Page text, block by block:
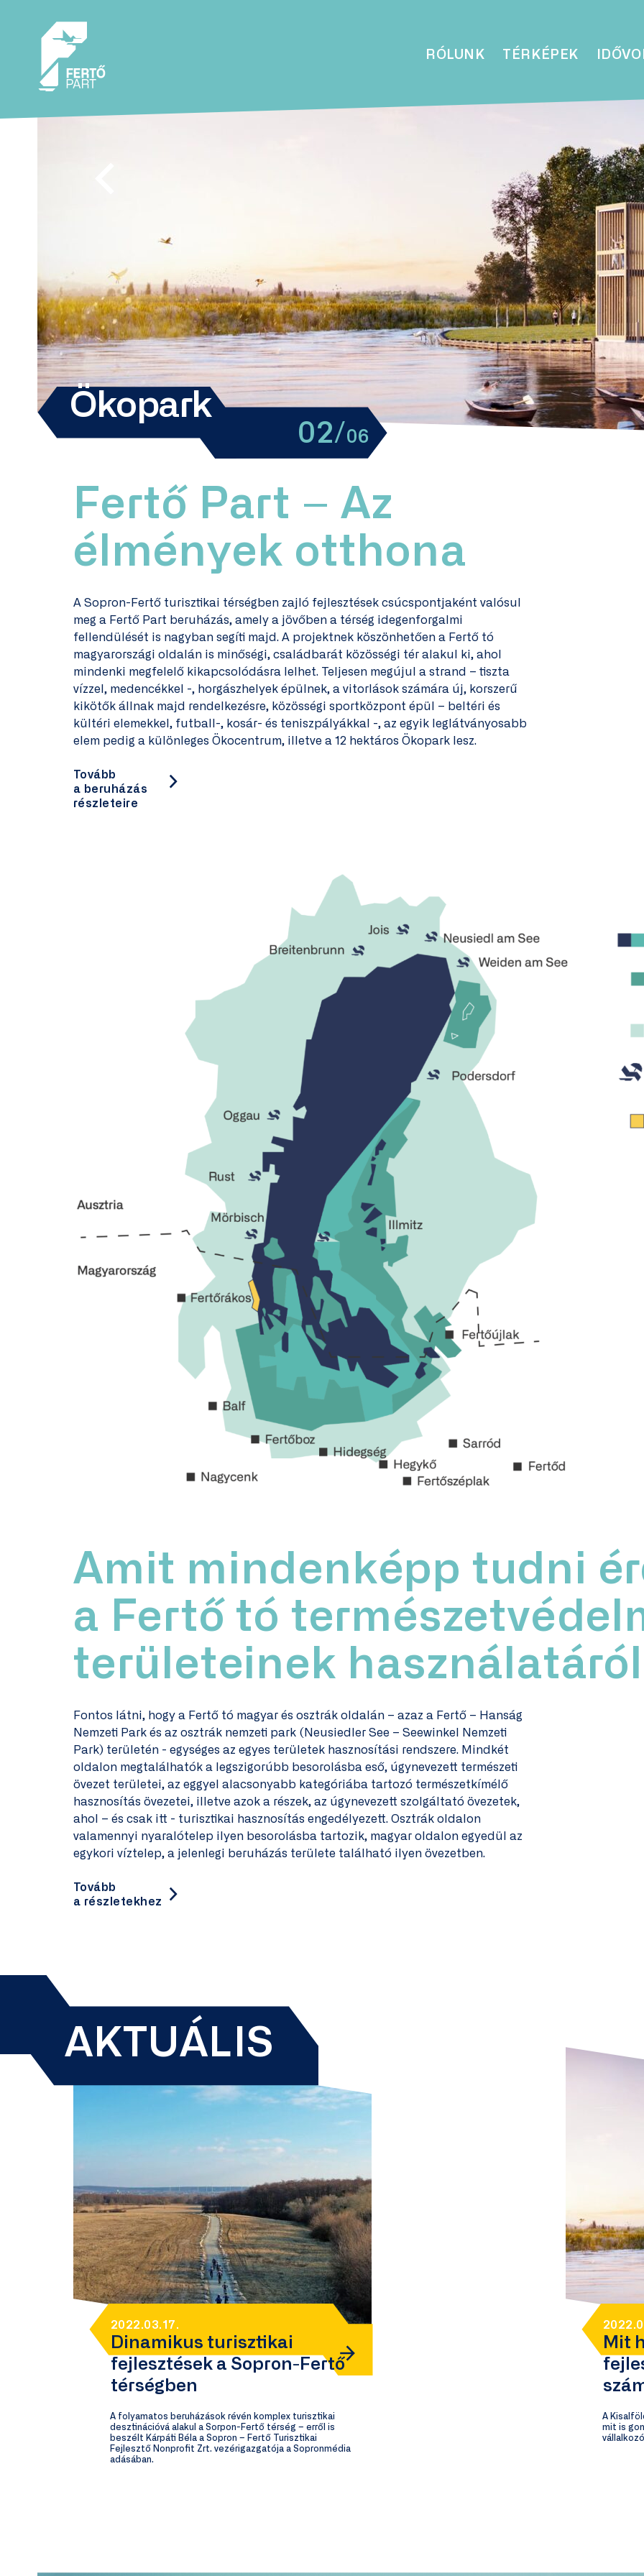
RÓLUNK TÉRKÉPEK
Ökocentrum
03/06
Fertő Part – Az
élmények otthona
A Sopron-Fertő turisztikai térségben zajló fejlesztések csúcspontjaként valósul
meg a Fertő Part beruházás, amely a jövőben a térség idegenforgalmi
fellendülését is nagyban segíti majd. A projektnek köszönhetően a Fertő tó
magyarországi oldalán is minőségi, családbarát közösségi tér alakul ki, ahol
mindenki megfelelő kikapcsolódásra lelhet. Teljesen megújul a strand – tiszta
vízzel, medencékkel -, horgászhelyek épülnek, a vitorlások számára új, korszerű
kikötők állnak majd rendelkezésre, közösségi sportközpont épül – beltéri és
kültéri elemekkel, futball-, kosár- és teniszpályákkal -, az egyik leglátványosabb
elem pedig a különleges Ökocentrum, illetve a 12 hektáros Ökopark lesz.
Tovább
a beruházás
részleteire
Amit mindenképp tudni
a Fertő tó
területeinek használatáról
Fontos látni, hogy a Fertő tó magyar és osztrák oldalán – azaz a Fertő – Hanság
Nemzeti Park és az osztrák nemzeti park (Neusiedler See – Seewinkel Nemzeti
Park) területén - egységes az egyes területek hasznosítási rendszere. Mindkét
oldalon megtalálhatók a legszigorúbb besorolásba eső, úgynevezett természeti
övezet területei, az eggyel alacsonyabb kategóriába tartozó természetkímélő
hasznosítás övezetei, illetve azok a részek, az úgynevezett szolgáltató övezetek,
ahol – és csak itt - turisztikai hasznosítás engedélyezett. Osztrák oldalon
valamennyi nyaralótelep ilyen besorolásba tartozik, magyar oldalon egyedül az
egykori víztelep, a jelenlegi beruházás területe található ilyen övezetben.
Tovább
a részletekhez
AKTUÁLIS
2022.03.17.
Dinamikus turisztikai
fejlesztések a Sopron-Fertő
térségben
A folyamatos beruházások révén komplex turisztikai
desztinációvá alakul a Sorpon-Fertő térség – erről is
beszélt Kárpáti Béla a Sopron – Fertő Turisztikai
Fejlesztő Nonprofit Zrt. vezérigazgatója a Sopronmédia
adásában.
Mit
A
mit is